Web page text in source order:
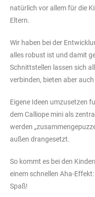
natürlich vor allem für die
Eltern.
Wir haben bei der
alles robust ist und damit
Schnittstellen lassen sich
verbinden, bieten aber
Eigene Ideen umzusetzen
dem Calliope mini als
werden
außen drangesetzt.
So kommt es bei den
einem schnellen Aha-
Spaß!